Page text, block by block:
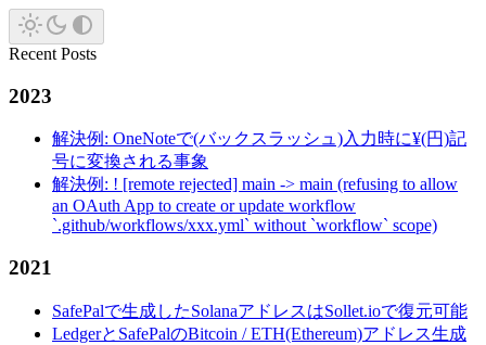
Recent Posts
2023
解決例: OneNoteで(バックスラッシュ)入力時に¥(円)記
号に変換される事象
解決例: ! [remote rejected] main -> main (refusing to allow
an OAuth App to create or update workflow
`.github/workflows/xxx.yml` without `workflow` scope)
2021
SafePalで生成したSolanaアドレスはSollet.ioで復元可能
LedgerとSafePalのBitcoin / ETH(Ethereum)アドレス生成